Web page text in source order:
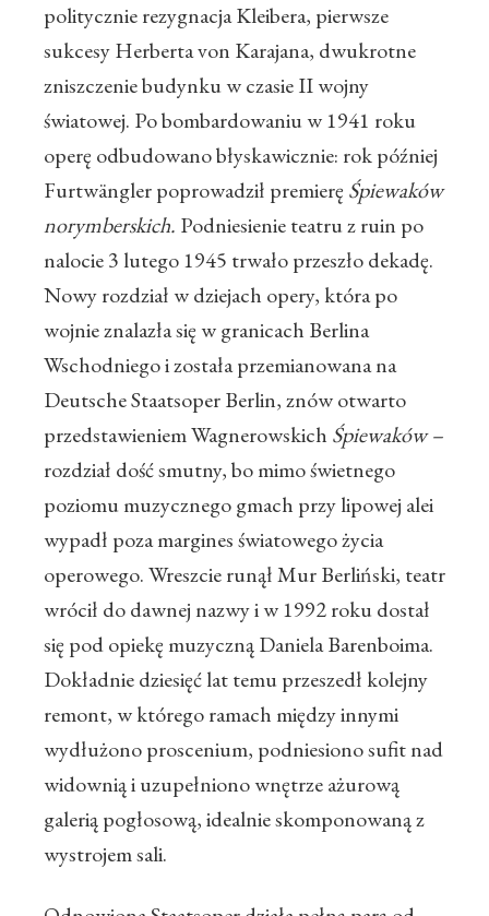
politycznie rezygnacja Kleibera, pierwsze
sukcesy Herberta von Karajana, dwukrotne
zniszczenie budynku w czasie II wojny
światowej. Po bombardowaniu w 1941 roku
operę odbudowano błyskawicznie: rok później
Furtwängler poprowadził premierę Śpiewaków
norymberskich. Podniesienie teatru z ruin po
nalocie 3 lutego 1945 trwało przeszło dekadę.
Nowy rozdział w dziejach opery, która po
wojnie znalazła się w granicach Berlina
Wschodniego i została przemianowana na
Deutsche Staatsoper Berlin, znów otwarto
przedstawieniem Wagnerowskich Śpiewaków –
rozdział dość smutny, bo mimo świetnego
poziomu muzycznego gmach przy lipowej alei
wypadł poza margines światowego życia
operowego. Wreszcie runął Mur Berliński, teatr
wrócił do dawnej nazwy i w 1992 roku dostał
się pod opiekę muzyczną Daniela Barenboima.
Dokładnie dziesięć lat temu przeszedł kolejny
remont, w którego ramach między innymi
wydłużono proscenium, podniesiono sufit nad
widownią i uzupełniono wnętrze ażurową
galerią pogłosową, idealnie skomponowaną z
wystrojem sali.